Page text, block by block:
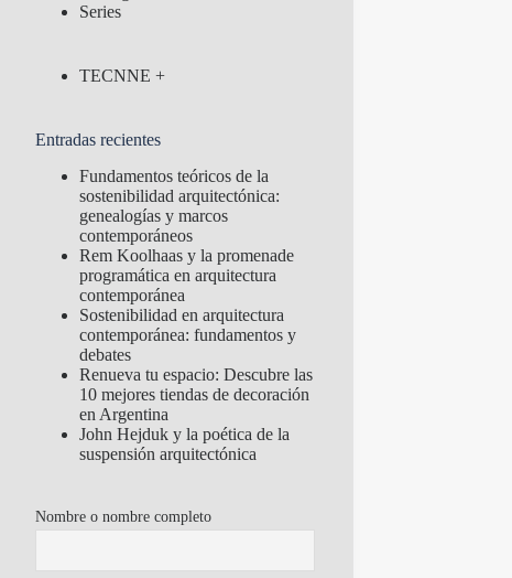
Series
TECNNE +
Entradas recientes
Fundamentos teóricos de la
sostenibilidad arquitectónica:
genealogías y marcos
contemporáneos
Rem Koolhaas y la promenade
programática en arquitectura
contemporánea
Sostenibilidad en arquitectura
contemporánea: fundamentos y
debates
Renueva tu espacio: Descubre las
10 mejores tiendas de decoración
en Argentina
John Hejduk y la poética de la
suspensión arquitectónica
Nombre o nombre completo